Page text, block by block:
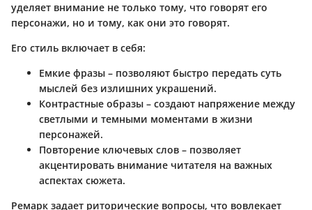
уделяет внимание не только тому, что говорят его
персонажи, но и тому, как они это говорят.
Его стиль включает в себя:
Емкие фразы – позволяют быстро передать суть
мыслей без излишних украшений.
Контрастные образы – создают напряжение между
светлыми и темными моментами в жизни
персонажей.
Повторение ключевых слов – позволяет
акцентировать внимание читателя на важных
аспектах сюжета.
Ремарк задает риторические вопросы, что вовлекает